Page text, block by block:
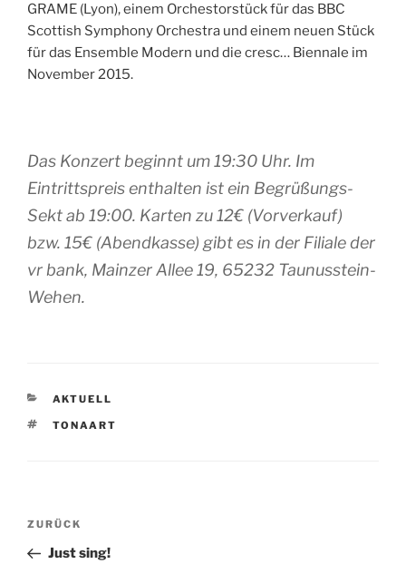
GRAME (Lyon), einem Orchestorstück für das BBC
Scottish Symphony Orchestra und einem neuen Stück
für das Ensemble Modern und die cresc… Biennale im
November 2015.
Das Konzert beginnt um 19:30 Uhr. Im
Eintrittspreis enthalten ist ein Begrüßungs-
Sekt ab 19:00. Karten zu 12€ (Vorverkauf)
bzw. 15€ (Abendkasse) gibt es in der Filiale der
vr bank, Mainzer Allee 19, 65232 Taunusstein-
Wehen.
KATEGORIEN
AKTUELL
SCHLAGWÖRTER
TONAART
Beitragsnavigation
Vorheriger
Beitrag
ZURÜCK
Just sing!